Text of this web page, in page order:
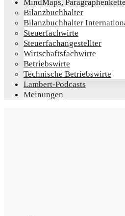
Mind­Maps,
Bilanz­buch­hal­ter
Bilanz­buch­hal­ter
Steu­er­fach­wir­te
Steu­er­fach­an­ge­stell­ter
Wirt­schafts­fach­wir­te
Betriebs­wir­te
Tech­ni­sche Betriebswirte
Lam­­bert-Pod­­casts
Mei­nun­gen